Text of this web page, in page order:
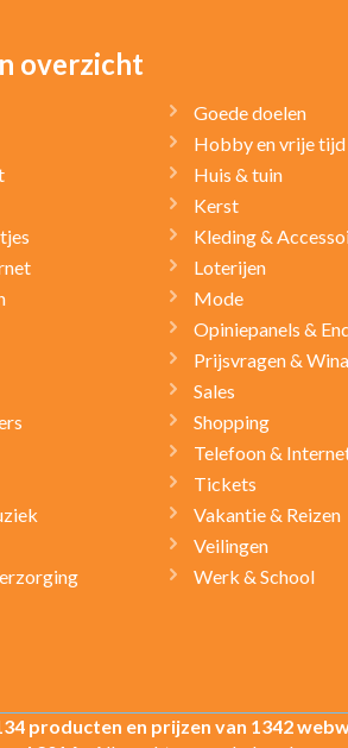
overzicht
Goede doelen
Hobby en vrije tijd
Huis & tuin
Kerst
Kleding &
Loterijen
Mode
Opiniepanels &
Prijsvragen &
Sales
Shopping
Telefoon &
Tickets
Vakantie & Reizen
Veilingen
Werk & School
producten en prijzen van 1342